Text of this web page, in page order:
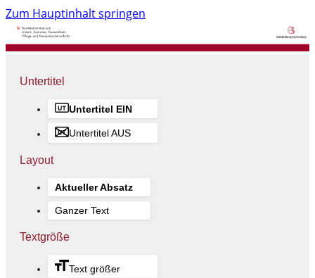
Zum Hauptinhalt springen
Untertitel
Untertitel EIN
Untertitel AUS
Layout
Aktueller Absatz
Ganzer Text
Textgröße
Text größer